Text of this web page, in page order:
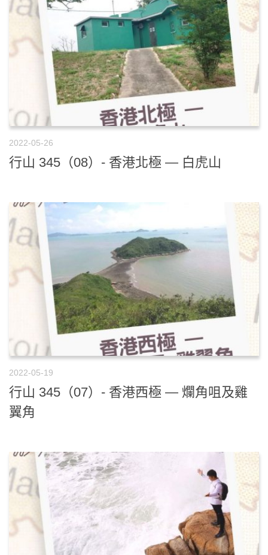
2022-05-26
行山 345（08）- 香港北極 — 白虎山
2022-05-19
行山 345（07）- 香港西極 — 爛角咀及雞
翼角